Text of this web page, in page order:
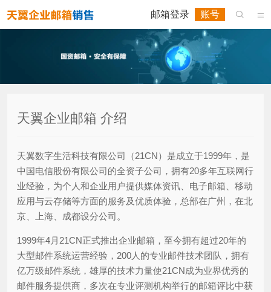

邮箱登录 账号 
天翼企业邮箱 介绍
天翼数字生活科技有限公司（21CN）是成立于1999年，是
中国电信股份有限公司的全资子公司，拥有20多年互联网行
业经验，为个人和企业用户提供媒体资讯、电子邮箱、移动
应用与云存储等方面的服务及优质体验，总部在广州，在北
京、上海、成都设分公司。
1999年4月21CN正式推出企业邮箱，至今拥有超过20年的
大型邮件系统运营经验，200人的专业邮件技术团队，拥有
亿万级邮件系统，雄厚的技术力量使21CN成为业界优秀的
邮件服务提供商，多次在专业评测机构举行的邮箱评比中获